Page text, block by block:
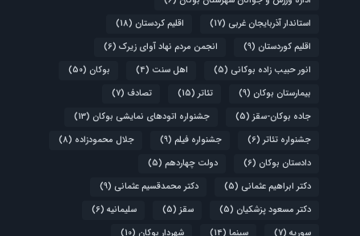
استاندار آذربایجان غربی (17) اقلیم کردستان (18)
اقلیم کوردستان (9) انجمن مردم نهاد آوای زیرک (6)
انور حبیب زاده بوکانی (5) اهل سنت (4) بوکان (50)
بیمارستان بوکان (9) تئاتر (15) تصادف (7)
جاده بوکان-سقز (5) جشنواره اتودهای نمایشی بوکان (13)
جشنواره تئاتر (6) جشنواره فیلم (9) جلال محمودزاده (8)
دادستان بوکان (6) دولت چهاردهم (5)
دکتر ابراهیم عثمانی (5) دکتر محمدقسیم عثمانی (9)
دکتر مسعود پزشکیان (5) سقز (5) سلیمانیه (6)
سوریه (7) سینما (14) شهردار بوکان (10)